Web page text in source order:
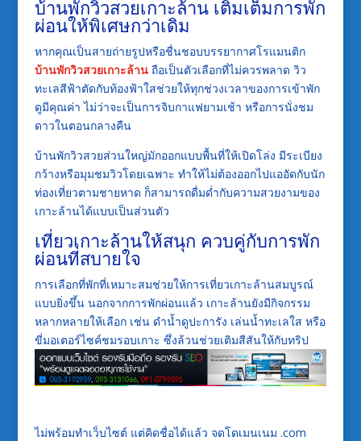
บ้านพักวิวสวยเกาะล้าน เติมเต็มการพัก
ผ่อนให้พิเศษกว่าเดิม
หากคุณเป็นสายถ่ายรูปหรือชื่นชอบบรรยากาศโรแมนติก
บ้านพักวิวสวยเกาะล้านถือเป็นตัวเลือกที่ไม่ควรพลาด วิว
ทะเลสีฟ้าตัดกับท้องฟ้าใสช่วยให้ทุกช่วงเวลาของการเข้าพัก
ดูมีคุณค่า ไม่ว่าจะเป็นการจิบกาแฟยามเช้า หรือการนั่งชม
ดาวในตอนกลางคืน
บ้านพักวิวสวยส่วนใหญ่มักออกแบบพื้นที่ให้เปิดโล่ง มีระเบียง
กว้างหรือมุมชมวิวโดยเฉพาะ ทำให้ไม่ต้องออกไปแออัดกับนัก
ท่องเที่ยวตามชายหาด ก็สามารถดื่มด่ำกับความสวยงามของ
เกาะล้านได้แบบเป็นส่วนตัว
เที่ยวเกาะล้านให้สนุก ควบคู่กับการพัก
ผ่อนที่สบายใจ
การเลือกที่พักที่เหมาะสมช่วยให้การเที่ยวเกาะล้านสมบูรณ์
แบบยิ่งขึ้น นอกจากการพักผ่อนแล้ว เกาะล้านยังมีกิจกรรม
หลากหลายให้เลือก เช่น ดำน้ำดูปะการัง เล่นน้ำทะเลใส หรือ
ขี่มอเตอร์ไซค์ชมรอบเกาะ ซึ่งล้วนช่วยเติมสีสันให้กับทริป
ไม่พร้อมทำเว็บไซต์ แต่คิดชื่อได้แล้ว จดโดเมนเนม .com